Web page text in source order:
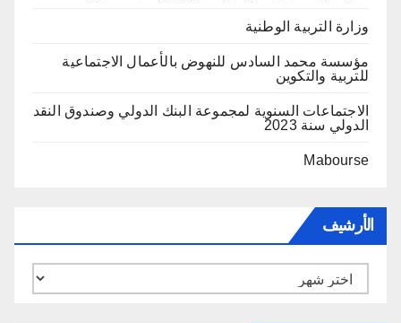
وزارة التربية الوطنية
مؤسسة محمد السادس للنهوض بالأعمال الاجتماعية
للتربية والتكوين
الاجتماعات السنوية لمجموعة البنك الدولي وصندوق النقد
الدولي سنة 2023
Mabourse
الأرشيف
الأرشيف